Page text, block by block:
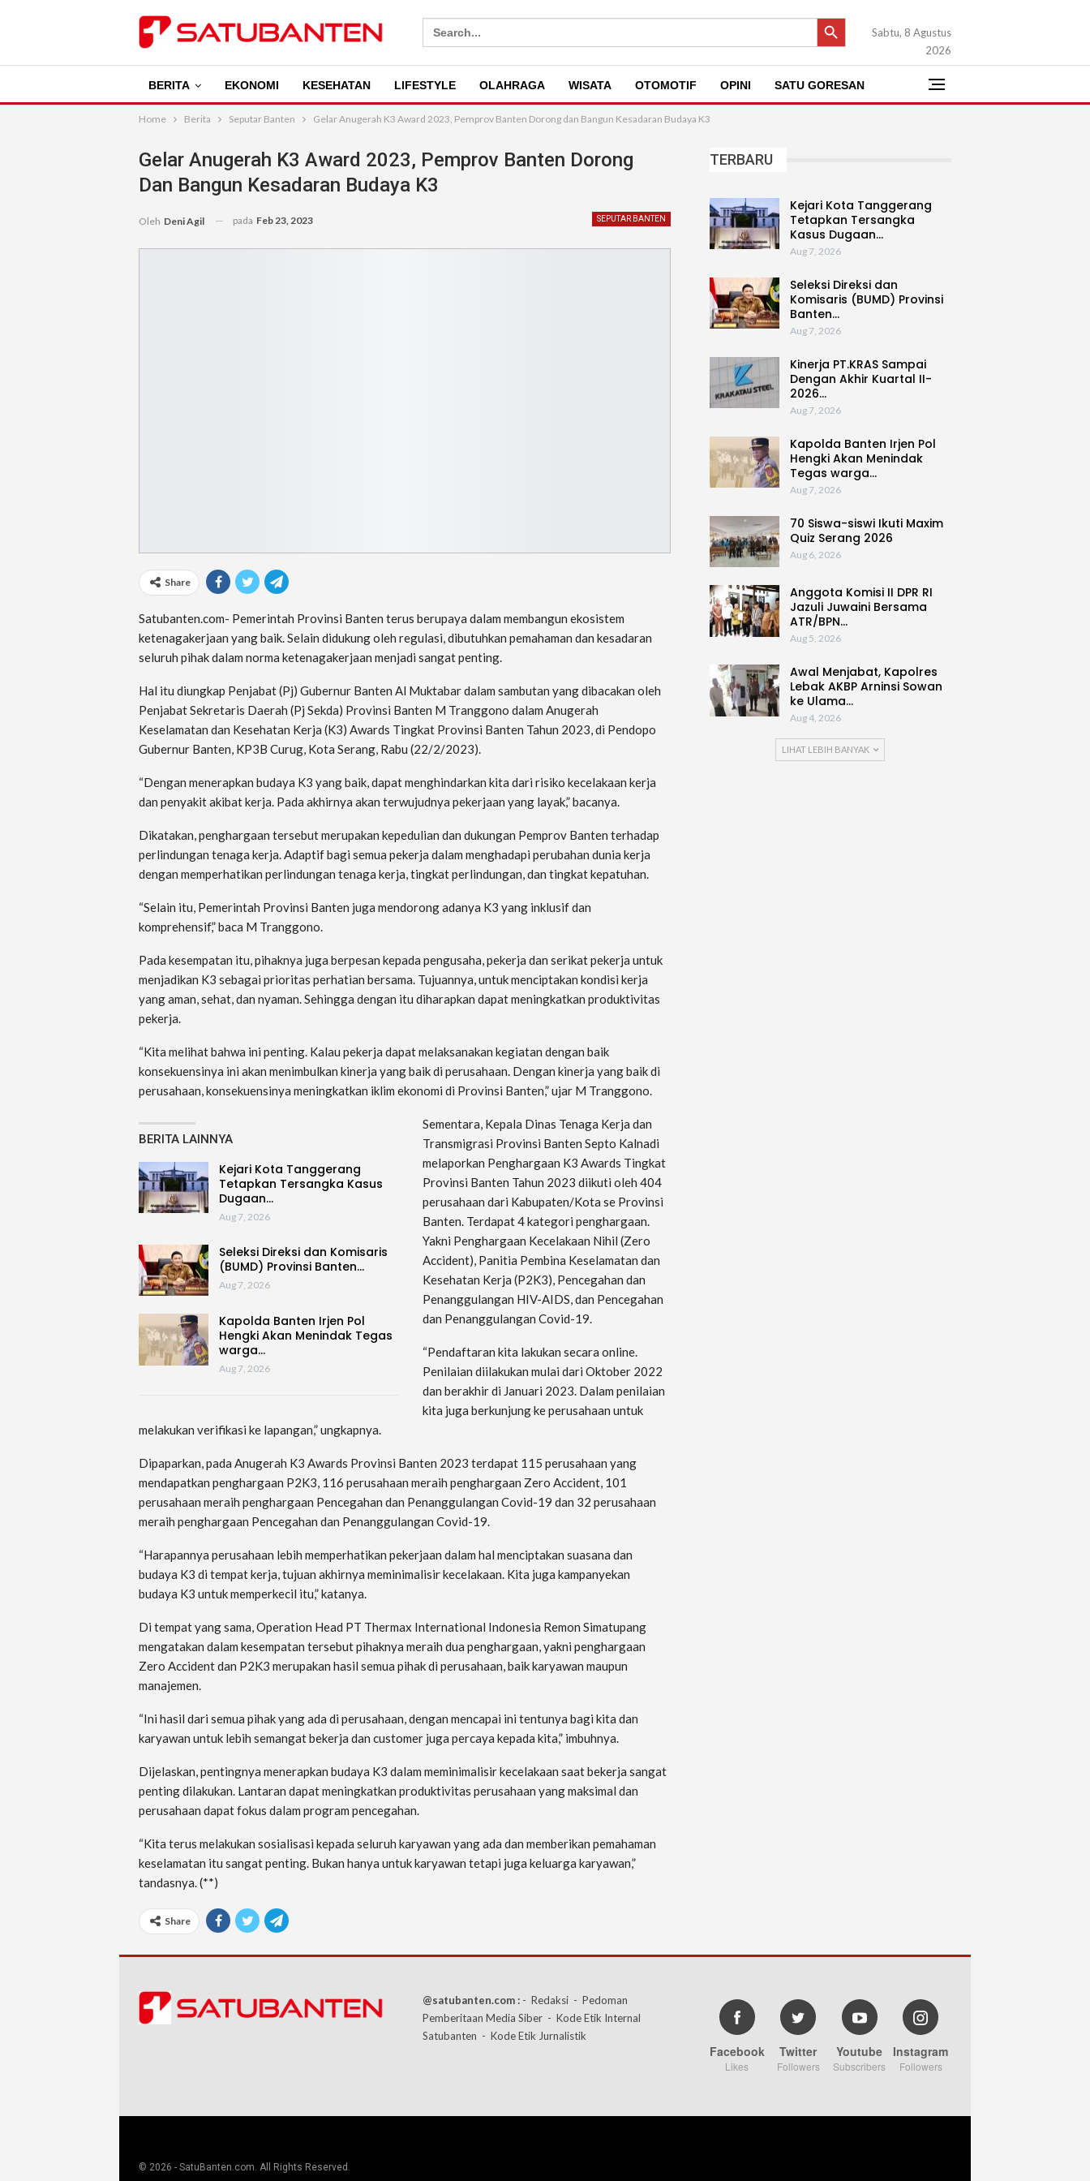
Search
for:
SEARCH BUTTON
Sabtu, 8 Agustus
2026
BERITA EKONOMI KESEHATAN LIFESTYLE OLAHRAGA WISATA OTOMOTIF OPINI SATU GORESAN
Home Berita Seputar Banten Gelar Anugerah K3 Award 2023, Pemprov Banten Dorong dan Bangun Kesadaran Budaya K3
Gelar Anugerah K3 Award 2023, Pemprov Banten Dorong
Dan Bangun Kesadaran Budaya K3
SEPUTAR BANTEN
Oleh Deni Agil pada Feb 23, 2023
Share
Satubanten.com- Pemerintah Provinsi Banten terus berupaya dalam membangun ekosistem
ketenagakerjaan yang baik. Selain didukung oleh regulasi, dibutuhkan pemahaman dan kesadaran
seluruh pihak dalam norma ketenagakerjaan menjadi sangat penting.
Hal itu diungkap Penjabat (Pj) Gubernur Banten Al Muktabar dalam sambutan yang dibacakan oleh
Penjabat Sekretaris Daerah (Pj Sekda) Provinsi Banten M Tranggono dalam Anugerah
Keselamatan dan Kesehatan Kerja (K3) Awards Tingkat Provinsi Banten Tahun 2023, di Pendopo
Gubernur Banten, KP3B Curug, Kota Serang, Rabu (22/2/2023).
“Dengan menerapkan budaya K3 yang baik, dapat menghindarkan kita dari risiko kecelakaan kerja
dan penyakit akibat kerja. Pada akhirnya akan terwujudnya pekerjaan yang layak,” bacanya.
Dikatakan, penghargaan tersebut merupakan kepedulian dan dukungan Pemprov Banten terhadap
perlindungan tenaga kerja. Adaptif bagi semua pekerja dalam menghadapi perubahan dunia kerja
dengan memperhatikan perlindungan tenaga kerja, tingkat perlindungan, dan tingkat kepatuhan.
“Selain itu, Pemerintah Provinsi Banten juga mendorong adanya K3 yang inklusif dan
komprehensif,” baca M Tranggono.
Pada kesempatan itu, pihaknya juga berpesan kepada pengusaha, pekerja dan serikat pekerja untuk
menjadikan K3 sebagai prioritas perhatian bersama. Tujuannya, untuk menciptakan kondisi kerja
yang aman, sehat, dan nyaman. Sehingga dengan itu diharapkan dapat meningkatkan produktivitas
pekerja.
“Kita melihat bahwa ini penting. Kalau pekerja dapat melaksanakan kegiatan dengan baik
konsekuensinya ini akan menimbulkan kinerja yang baik di perusahaan. Dengan kinerja yang baik di
perusahaan, konsekuensinya meningkatkan iklim ekonomi di Provinsi Banten,” ujar M Tranggono.
BERITA LAINNYA
Kejari Kota Tanggerang
Tetapkan Tersangka Kasus
Dugaan…
Aug 7, 2026
Seleksi Direksi dan Komisaris
(BUMD) Provinsi Banten…
Aug 7, 2026
Kapolda Banten Irjen Pol
Hengki Akan Menindak Tegas
warga…
Aug 7, 2026
Sementara, Kepala Dinas Tenaga Kerja dan
Transmigrasi Provinsi Banten Septo Kalnadi
melaporkan Penghargaan K3 Awards Tingkat
Provinsi Banten Tahun 2023 diikuti oleh 404
perusahaan dari Kabupaten/Kota se Provinsi
Banten. Terdapat 4 kategori penghargaan.
Yakni Penghargaan Kecelakaan Nihil (Zero
Accident), Panitia Pembina Keselamatan dan
Kesehatan Kerja (P2K3), Pencegahan dan
Penanggulangan HIV-AIDS, dan Pencegahan
dan Penanggulangan Covid-19.
“Pendaftaran kita lakukan secara online.
Penilaian diilakukan mulai dari Oktober 2022
dan berakhir di Januari 2023. Dalam penilaian
kita juga berkunjung ke perusahaan untuk
melakukan verifikasi ke lapangan,” ungkapnya.
Dipaparkan, pada Anugerah K3 Awards Provinsi Banten 2023 terdapat 115 perusahaan yang
mendapatkan penghargaan P2K3, 116 perusahaan meraih penghargaan Zero Accident, 101
perusahaan meraih penghargaan Pencegahan dan Penanggulangan Covid-19 dan 32 perusahaan
meraih penghargaan Pencegahan dan Penanggulangan Covid-19.
“Harapannya perusahaan lebih memperhatikan pekerjaan dalam hal menciptakan suasana dan
budaya K3 di tempat kerja, tujuan akhirnya meminimalisir kecelakaan. Kita juga kampanyekan
budaya K3 untuk memperkecil itu,” katanya.
Di tempat yang sama, Operation Head PT Thermax International Indonesia Remon Simatupang
mengatakan dalam kesempatan tersebut pihaknya meraih dua penghargaan, yakni penghargaan
Zero Accident dan P2K3 merupakan hasil semua pihak di perusahaan, baik karyawan maupun
manajemen.
“Ini hasil dari semua pihak yang ada di perusahaan, dengan mencapai ini tentunya bagi kita dan
karyawan untuk lebih semangat bekerja dan customer juga percaya kepada kita,” imbuhnya.
Dijelaskan, pentingnya menerapkan budaya K3 dalam meminimalisir kecelakaan saat bekerja sangat
penting dilakukan. Lantaran dapat meningkatkan produktivitas perusahaan yang maksimal dan
perusahaan dapat fokus dalam program pencegahan.
“Kita terus melakukan sosialisasi kepada seluruh karyawan yang ada dan memberikan pemahaman
keselamatan itu sangat penting. Bukan hanya untuk karyawan tetapi juga keluarga karyawan,”
tandasnya. (**)
Share
TERBARU
Kejari Kota Tanggerang
Tetapkan Tersangka
Kasus Dugaan…
Aug 7, 2026
Seleksi Direksi dan
Komisaris (BUMD) Provinsi
Banten…
Aug 7, 2026
Kinerja PT.KRAS Sampai
Dengan Akhir Kuartal II-
2026…
Aug 7, 2026
Kapolda Banten Irjen Pol
Hengki Akan Menindak
Tegas warga…
Aug 7, 2026
70 Siswa-siswi Ikuti Maxim
Quiz Serang 2026
Aug 6, 2026
Anggota Komisi II DPR RI
Jazuli Juwaini Bersama
ATR/BPN…
Aug 5, 2026
Awal Menjabat, Kapolres
Lebak AKBP Arninsi Sowan
ke Ulama…
Aug 4, 2026
LIHAT LEBIH BANYAK
@satubanten.com : - Redaksi - Pedoman
Pemberitaan Media Siber - Kode Etik Internal
Satubanten - Kode Etik Jurnalistik
Facebook
Likes
Twitter
Followers
Youtube
Subscribers
Instagram
Followers
© 2026 - SatuBanten.com. All Rights Reserved.